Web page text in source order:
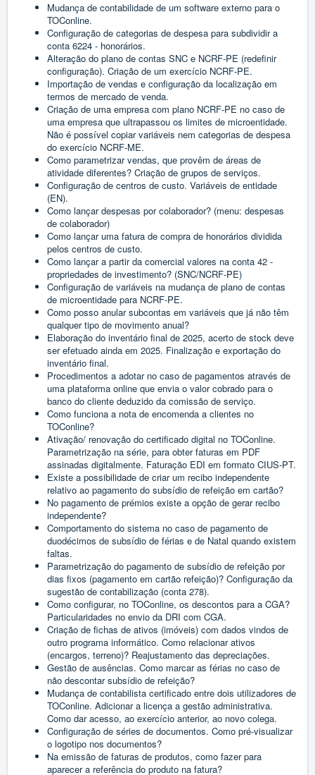
Mudança de contabilidade de um software externo para o
TOConline.
Configuração de categorias de despesa para subdividir a
conta 6224 - honorários.
Alteração do plano de contas SNC e NCRF-PE (redefinir
configuração). Criação de um exercício NCRF-PE.
Importação de vendas e configuração da localização em
termos de mercado de venda.
Criação de uma empresa com plano NCRF-PE no caso de
uma empresa que ultrapassou os limites de microentidade.
Não é possível copiar variáveis nem categorias de despesa
do exercício NCRF-ME.
Como parametrizar vendas, que provêm de áreas de
atividade diferentes? Criação de grupos de serviços.
Configuração de centros de custo. Variáveis de entidade
(EN).
Como lançar despesas por colaborador? (menu: despesas
de colaborador)
Como lançar uma fatura de compra de honorários dividida
pelos centros de custo.
Como lançar a partir da comercial valores na conta 42 -
propriedades de investimento? (SNC/NCRF-PE)
Configuração de variáveis na mudança de plano de contas
de microentidade para NCRF-PE.
Como posso anular subcontas em variáveis que já não têm
qualquer tipo de movimento anual?
Elaboração do inventário final de 2025, acerto de stock deve
ser efetuado ainda em 2025. Finalização e exportação do
inventário final.
Procedimentos a adotar no caso de pagamentos através de
uma plataforma online que envia o valor cobrado para o
banco do cliente deduzido da comissão de serviço.
Como funciona a nota de encomenda a clientes no
TOConline?
Ativação/ renovação do certificado digital no TOConline.
Parametrização na série, para obter faturas em PDF
assinadas digitalmente. Faturação EDI em formato CIUS-PT.
Existe a possibilidade de criar um recibo independente
relativo ao pagamento do subsídio de refeição em cartão?
No pagamento de prémios existe a opção de gerar recibo
independente?
Comportamento do sistema no caso de pagamento de
duodécimos de subsídio de férias e de Natal quando existem
faltas.
Parametrização do pagamento de subsídio de refeição por
dias fixos (pagamento em cartão refeição)? Configuração da
sugestão de contabilização (conta 278).
Como configurar, no TOConline, os descontos para a CGA?
Particularidades no envio da DRI com CGA.
Criação de fichas de ativos (imóveis) com dados vindos de
outro programa informático. Como relacionar ativos
(encargos, terreno)? Reajustamento das depreciações.
Gestão de ausências. Como marcar as férias no caso de
não descontar subsídio de refeição?
Mudança de contabilista certificado entre dois utilizadores de
TOConline. Adicionar a licença a gestão administrativa.
Como dar acesso, ao exercício anterior, ao novo colega.
Configuração de séries de documentos. Como pré-visualizar
o logotipo nos documentos?
Na emissão de faturas de produtos, como fazer para
aparecer a referência do produto na fatura?